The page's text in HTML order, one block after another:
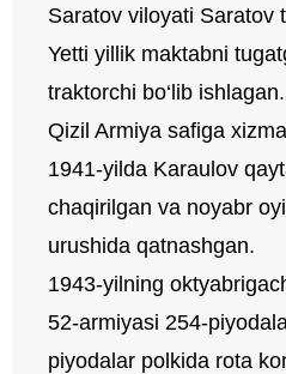
Saratov viloyati Saratov
Yetti yillik maktabni
traktorchi bo‘lib
Qizil Armiya safiga
1941-yilda Karaulov
chaqirilgan va noyabr
urushida qatnashgan.
1943-yilning
52-armiyasi 254-
piyodalar polkida rota